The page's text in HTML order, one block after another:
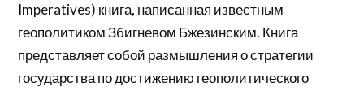
Imperatives) книга, написанная известным
геополитиком Збигневом Бжезинским. Книга
представляет собой размышления о стратегии
государства по достижению геополитического